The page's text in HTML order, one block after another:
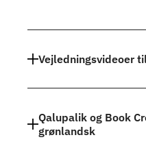
Vejledningsvideoer
Qalupalik og Book
grønlandsk